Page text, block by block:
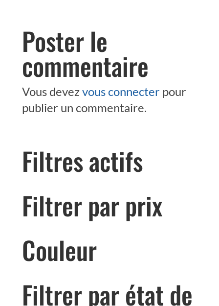
Poster le
commentaire
Vous devezvous connecter pour
publier un commentaire.
Filtres actifs
Filtrer par prix
Couleur
Filtrer par état de